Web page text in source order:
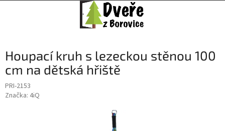
Houpací kruh s lezeckou stěnou 100
cm na dětská hřiště
PRI-2153
Značka: 4iQ